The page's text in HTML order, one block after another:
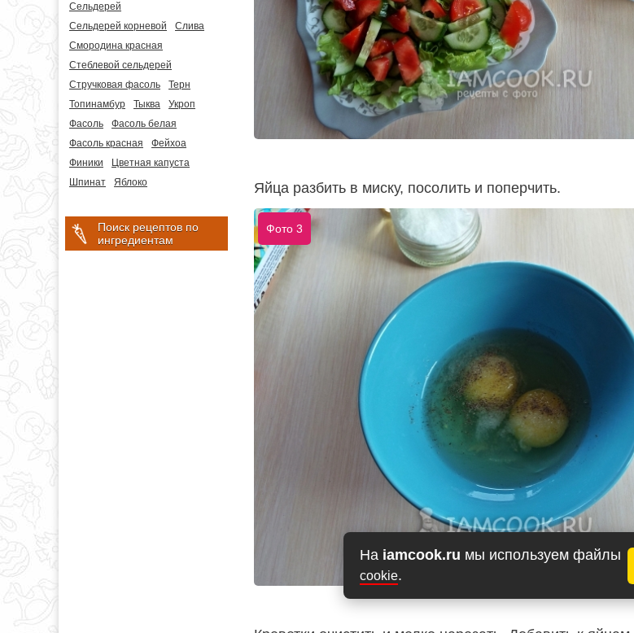
На iamcook.ru мы используем файлы
cookie.
Сельдерей
Сельдерей корневой
Слива
Смородина красная
Стеблевой сельдерей
Стручковая фасоль
Терн
Топинамбур
Тыква
Укроп
Фасоль
Фасоль белая
Фасоль красная
Фейхоа
Финики
Цветная капуста
Шпинат
Яблоко
Поиск рецептов по
ингредиентам
Яйца разбить в миску, посолить и поперчить.
Фото 3